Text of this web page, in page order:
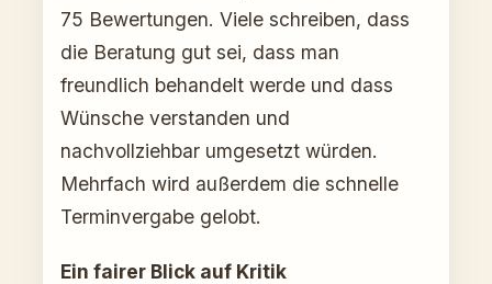
75 Bewertungen. Viele schreiben, dass
die Beratung gut sei, dass man
freundlich behandelt werde und dass
Wünsche verstanden und
nachvollziehbar umgesetzt würden.
Mehrfach wird außerdem die schnelle
Terminvergabe gelobt.
Ein fairer Blick auf Kritik